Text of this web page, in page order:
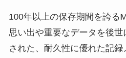
均（セリ
てる？落
紹介！
100年以上の保存期間を誇る
思い出や重要なデータを後
された、耐久性に優れた記録